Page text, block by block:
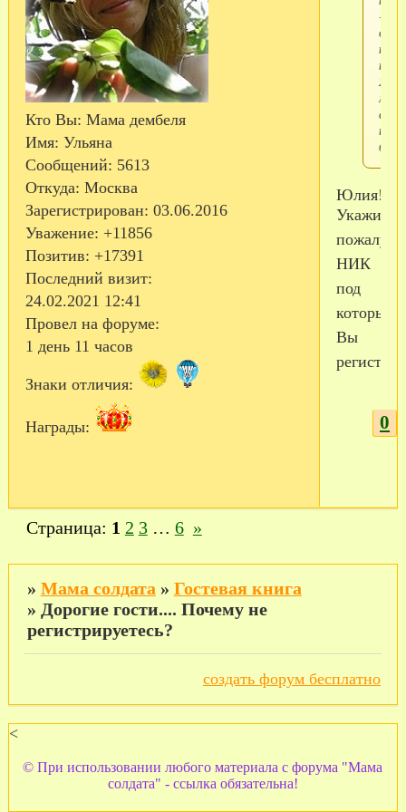
Кто Вы: Мама дембеля
Имя: Ульяна
Сообщений: 5613
Откуда: Москва
Зарегистрирован: 03.06.2016
Уважение: +11856
Позитив: +17391
Последний визит:
24.02.2021 12:41
Провел на форуме:
1 день 11 часов
Знаки отличия:
Награды:
- ни
ни
Я
Юлия!
Укажите
НИК
под
которым
Вы
0
Страница: 1 2 3 … 6 »
» Мама солдата » Гостевая книга
» Дорогие гости.... Почему не
регистрируетесь?
создать форум бесплатно
<
© При использовании любого материала с форума "Мама
солдата" - ссылка обязательна!